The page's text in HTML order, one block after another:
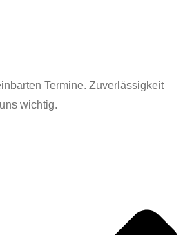
Termine. Zuverlässigkeit
wichtig.